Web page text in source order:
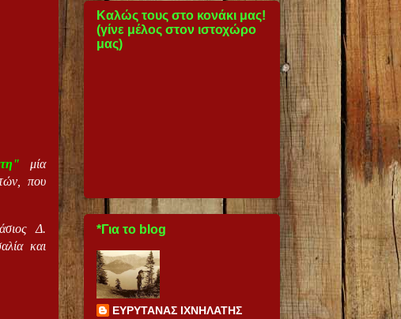
μία
που
Δ.
και
Καλώς τους στο κονάκι μας!
(γίνε μέλος στον ιστοχώρο
μας)
*Για το blog
ΕΥΡΥΤΑΝΑΣ ΙΧΝΗΛΑΤΗΣ